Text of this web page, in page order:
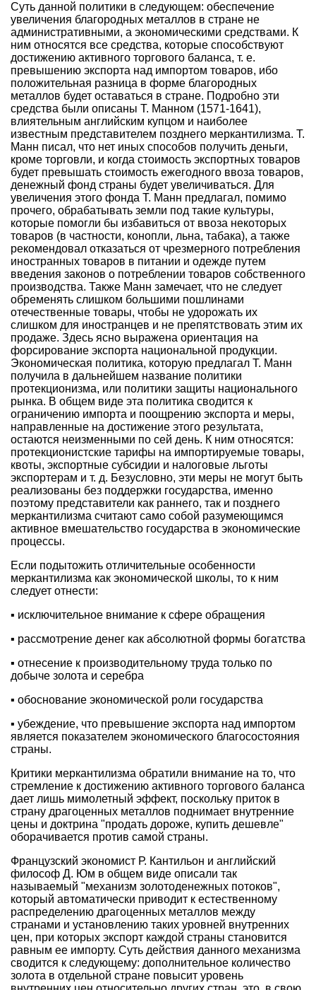
Суть данной политики в следующем: обеспечение
увеличения благородных металлов в стране не
административными, а экономическими средствами. К
ним относятся все средства, которые способствуют
достижению активного торгового баланса, т. е.
превышению экспорта над импортом товаров, ибо
положительная разница в форме благородных
металлов будет оставаться в стране. Подробно эти
средства были описаны Т. Манном (1571-1641),
влиятельным английским купцом и наиболее
известным представителем позднего меркантилизма. Т.
Манн писал, что нет иных способов получить деньги,
кроме торговли, и когда стоимость экспортных товаров
будет превышать стоимость ежегодного ввоза товаров,
денежный фонд страны будет увеличиваться. Для
увеличения этого фонда Т. Манн предлагал, помимо
прочего, обрабатывать земли под такие культуры,
которые помогли бы избавиться от ввоза некоторых
товаров (в частности, конопли, льна, табака), а также
рекомендовал отказаться от чрезмерного потребления
иностранных товаров в питании и одежде путем
введения законов о потреблении товаров собственного
производства. Также Манн замечает, что не следует
обременять слишком большими пошлинами
отечественные товары, чтобы не удорожать их
слишком для иностранцев и не препятствовать этим их
продаже. Здесь ясно выражена ориентация на
форсирование экспорта национальной продукции.
Экономическая политика, которую предлагал Т. Манн
получила в дальнейшем название политики
протекционизма, или политики защиты национального
рынка. В общем виде эта политика сводится к
ограничению импорта и поощрению экспорта и меры,
направленные на достижение этого результата,
остаются неизменными по сей день. К ним относятся:
протекционистские тарифы на импортируемые товары,
квоты, экспортные субсидии и налоговые льготы
экспортерам и т. д. Безусловно, эти меры не могут быть
реализованы без поддержки государства, именно
поэтому представители как раннего, так и позднего
меркантилизма считают само собой разумеющимся
активное вмешательство государства в экономические
процессы.
Если подытожить отличительные особенности
меркантилизма как экономической школы, то к ним
следует отнести:
▪ исключительное внимание к сфере обращения
▪ рассмотрение денег как абсолютной формы богатства
▪ отнесение к производительному труда только по
добыче золота и серебра
▪ обоснование экономической роли государства
▪ убеждение, что превышение экспорта над импортом
является показателем экономического благосостояния
страны.
Критики меркантилизма обратили внимание на то, что
стремление к достижению активного торгового баланса
дает лишь мимолетный эффект, поскольку приток в
страну драгоценных металлов поднимает внутренние
цены и доктрина "продать дороже, купить дешевле"
оборачивается против самой страны.
Французский экономист Р. Кантильон и английский
философ Д. Юм в общем виде описали так
называемый "механизм золотоденежных потоков",
который автоматически приводит к естественному
распределению драгоценных металлов между
странами и установлению таких уровней внутренних
цен, при которых экспорт каждой страны становится
равным ее импорту. Суть действия данного механизма
сводится к следующему: дополнительное количество
золота в отдельной стране повысит уровень